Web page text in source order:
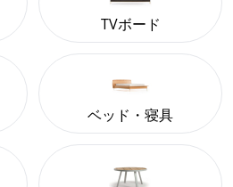
TVボード
ベッド・寝具